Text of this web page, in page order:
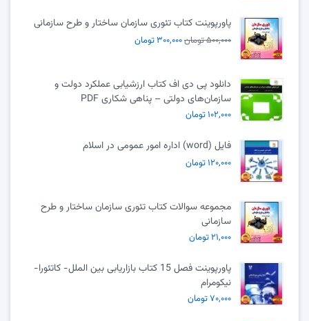
پاورپوینت کتاب تئوری سازمان ساختار و طرح سازمانی
۵۰۰,۰۰۰ تومان ۳۰۰,۰۰۰ تومان
دانلود پی دی اف کتاب ارزشیابی عملکرد دولت و
سازمان‌های دولتی – پناهی شکاری PDF
۱۰۲,۰۰۰ تومان
فایل (word) اداره امور عمومی در اسلام
۱۲۰,۰۰۰ تومان
مجموعه سوالات کتاب تئوری سازمان ساختار و طرح
سازمانی
۲۱,۰۰۰ تومان
پاورپوینت فصل 15 کتاب بازاریابی بین الملل- کاتئورا-
نیکومرام
۷۰,۰۰۰ تومان